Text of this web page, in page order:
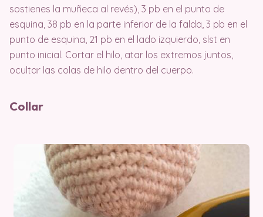
sostienes la muñeca al revés), 3 pb en el punto de
esquina, 38 pb en la parte inferior de la falda, 3 pb en el
punto de esquina, 21 pb en el lado izquierdo, slst en
punto inicial. Cortar el hilo, atar los extremos juntos,
ocultar las colas de hilo dentro del cuerpo.
Collar